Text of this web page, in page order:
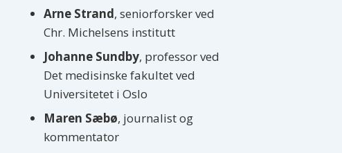
Arne Strand, seniorforsker ved
Chr. Michelsens institutt
Johanne Sundby, professor ved
Det medisinske fakultet ved
Universitetet i Oslo
Maren Sæbø, journalist og
kommentator